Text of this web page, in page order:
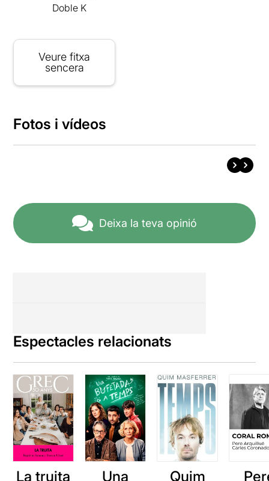
Doble K
Veure fitxa
sencera
Fotos i vídeos
Deixa la teva opinió
Espectacles relacionats
La truita Una Quim